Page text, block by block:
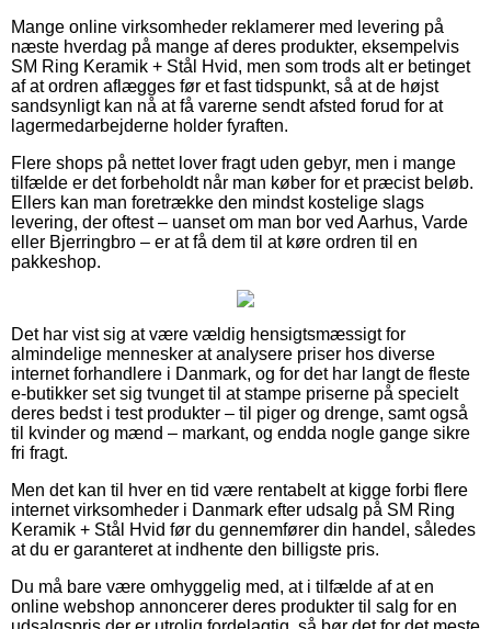
Mange online virksomheder reklamerer med levering på
næste hverdag på mange af deres produkter, eksempelvis
SM Ring Keramik + Stål Hvid, men som trods alt er betinget
af at ordren aflægges før et fast tidspunkt, så at de højst
sandsynligt kan nå at få varerne sendt afsted forud for at
lagermedarbejderne holder fyraften.
Flere shops på nettet lover fragt uden gebyr, men i mange
tilfælde er det forbeholdt når man køber for et præcist beløb.
Ellers kan man foretrække den mindst kostelige slags
levering, der oftest – uanset om man bor ved Aarhus, Varde
eller Bjerringbro – er at få dem til at køre ordren til en
pakkeshop.
Det har vist sig at være vældig hensigtsmæssigt for
almindelige mennesker at analysere priser hos diverse
internet forhandlere i Danmark, og for det har langt de fleste
e-butikker set sig tvunget til at stampe priserne på specielt
deres bedst i test produkter – til piger og drenge, samt også
til kvinder og mænd – markant, og endda nogle gange sikre
fri fragt.
Men det kan til hver en tid være rentabelt at kigge forbi flere
internet virksomheder i Danmark efter udsalg på SM Ring
Keramik + Stål Hvid før du gennemfører din handel, således
at du er garanteret at indhente den billigste pris.
Du må bare være omhyggelig med, at i tilfælde af at en
online webshop annoncerer deres produkter til salg for en